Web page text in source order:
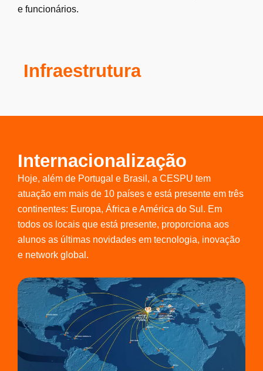
e funcionários.
Infraestrutura
Internacionalização
Hoje, além de Portugal e Brasil, a CESPU tem
atuação em mais de 10 países e está presente em três
continentes: Europa, África e América do Sul. Em
todos os locais que está presente, proporciona aos
alunos as últimas novidades em tecnologia, inovação
e network global.